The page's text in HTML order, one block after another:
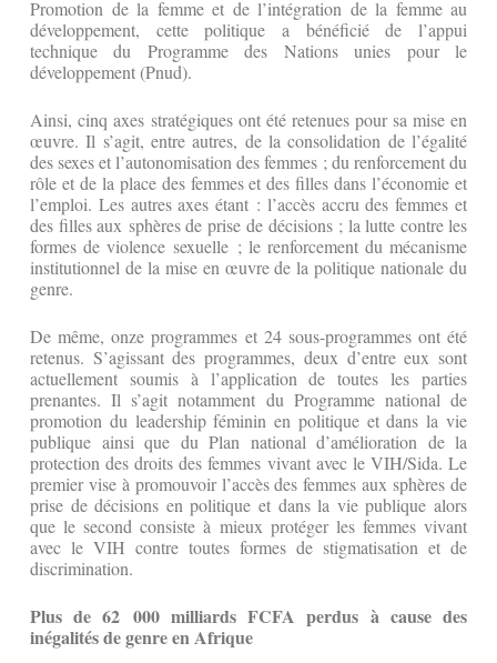
Promotion de la femme et de l’intégration de la femme au
développement, cette politique a bénéficié de l’appui
technique du Programme des Nations unies pour le
développement (Pnud).
Ainsi, cinq axes stratégiques ont été retenues pour sa mise en
œuvre. Il s’agit, entre autres, de la consolidation de l’égalité
des sexes et l’autonomisation des femmes ; du renforcement du
rôle et de la place des femmes et des filles dans l’économie et
l’emploi. Les autres axes étant : l’accès accru des femmes et
des filles aux sphères de prise de décisions ; la lutte contre les
formes de violence sexuelle ; le renforcement du mécanisme
institutionnel de la mise en œuvre de la politique nationale du
genre.
De même, onze programmes et 24 sous-programmes ont été
retenus. S’agissant des programmes, deux d’entre eux sont
actuellement soumis à l’application de toutes les parties
prenantes. Il s’agit notamment du Programme national de
promotion du leadership féminin en politique et dans la vie
publique ainsi que du Plan national d’amélioration de la
protection des droits des femmes vivant avec le VIH/Sida. Le
premier vise à promouvoir l’accès des femmes aux sphères de
prise de décisions en politique et dans la vie publique alors
que le second consiste à mieux protéger les femmes vivant
avec le VIH contre toutes formes de stigmatisation et de
discrimination.
Plus de 62 000 milliards FCFA perdus à cause des
inégalités de genre en Afrique